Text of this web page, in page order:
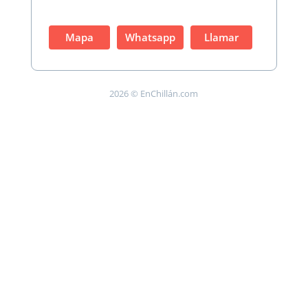
Mapa Whatsapp Llamar
2026 © EnChillán.com